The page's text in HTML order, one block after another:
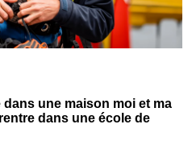
une maison moi et ma
dans une école de